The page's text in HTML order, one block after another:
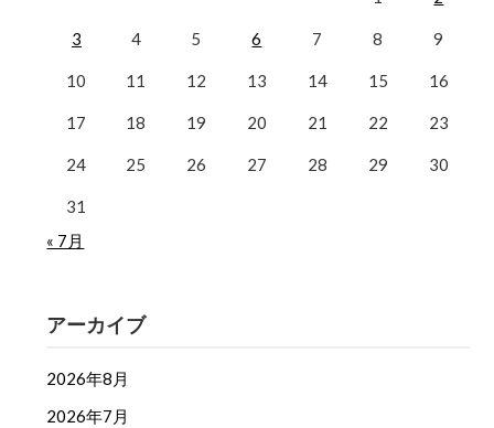
3 4 5 6 7 8 9
10 11 12 13 14 15 16
17 18 19 20 21 22 23
24 25 26 27 28 29 30
31
« 7月
アーカイブ
2026年8月
2026年7月